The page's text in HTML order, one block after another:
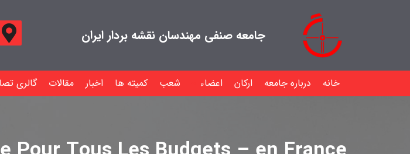
جامعه صنفی مهندسان نقشه بردار ایران
خانه درباره جامعه ارکان اعضاء شعب کمیته ها اخبار مقالات گالری